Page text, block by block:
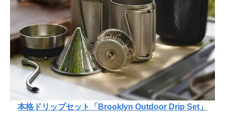
本格ドリップセット「Brooklyn Outdoor Drip Set」